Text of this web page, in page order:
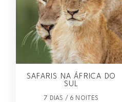
SAFARIS NA ÁFRICA DO
SUL
7 DIAS / 6 NOITES